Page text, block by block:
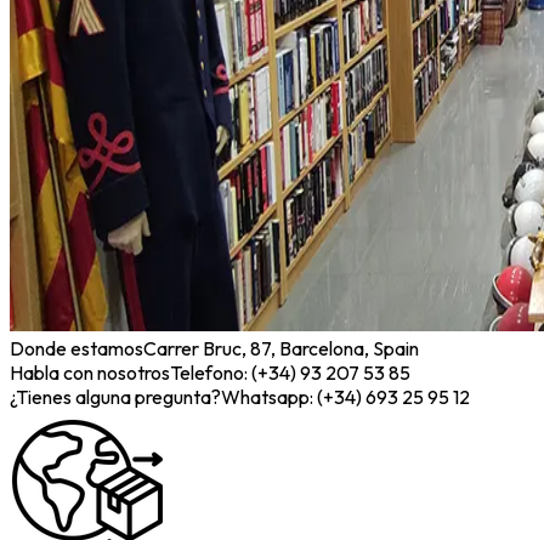
Donde estamosCarrer Bruc, 87, Barcelona, Spain
Habla con nosotrosTelefono: (+34) 93 207 53 85
¿Tienes alguna pregunta?Whatsapp: (+34) 693 25 95 12